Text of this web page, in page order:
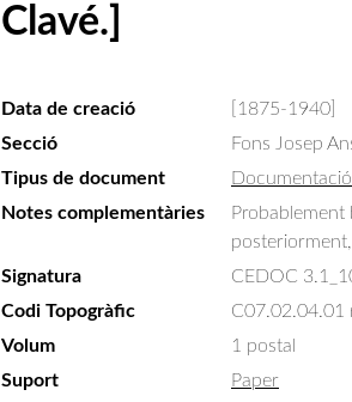
Clavé.]
Data de creació
[1875-1940]
Secció
Fons Josep
Tipus de document
Notes complementàries
Probablement
Signatura
CEDOC
Codi Topogràfic
C07.02.04.01
Volum
1 postal
Suport
Paper